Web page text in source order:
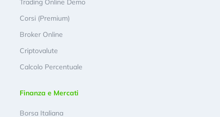
Trading Online Demo
Corsi (Premium)
Broker Online
Criptovalute
Calcolo Percentuale
Finanza e Mercati
Borsa Italiana